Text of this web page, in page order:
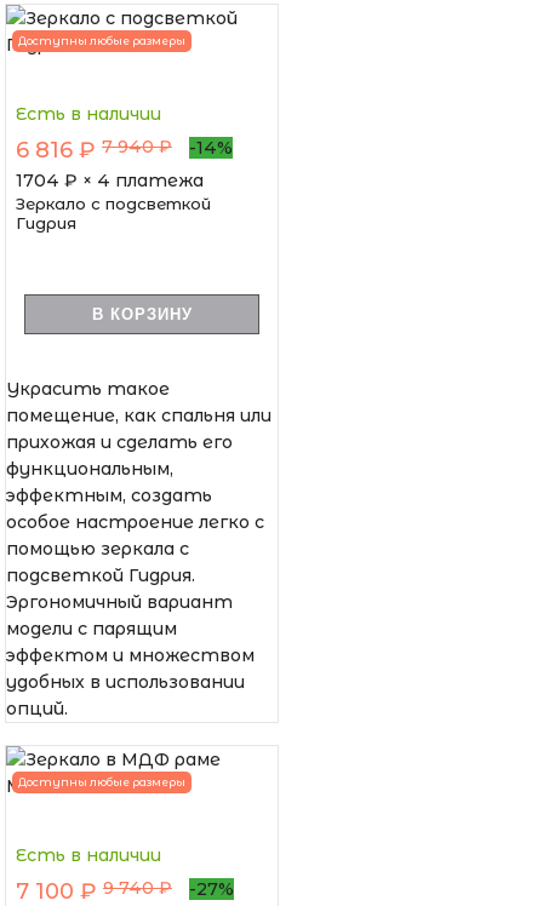
Доступны любые размеры
Есть в наличии
6 816 ₽ 7 940 ₽
-14%
1704 ₽ × 4 платежа
Зеркало с подсветкой
Гидрия
В КОРЗИНУ
Украсить такое
помещение, как спальня или
прихожая и сделать его
функциональным,
эффектным, создать
особое настроение легко с
помощью зеркала с
подсветкой Гидрия.
Эргономичный вариант
модели с парящим
эффектом и множеством
удобных в использовании
опций.
Доступны любые размеры
Есть в наличии
7 100 ₽ 9 740 ₽
-27%